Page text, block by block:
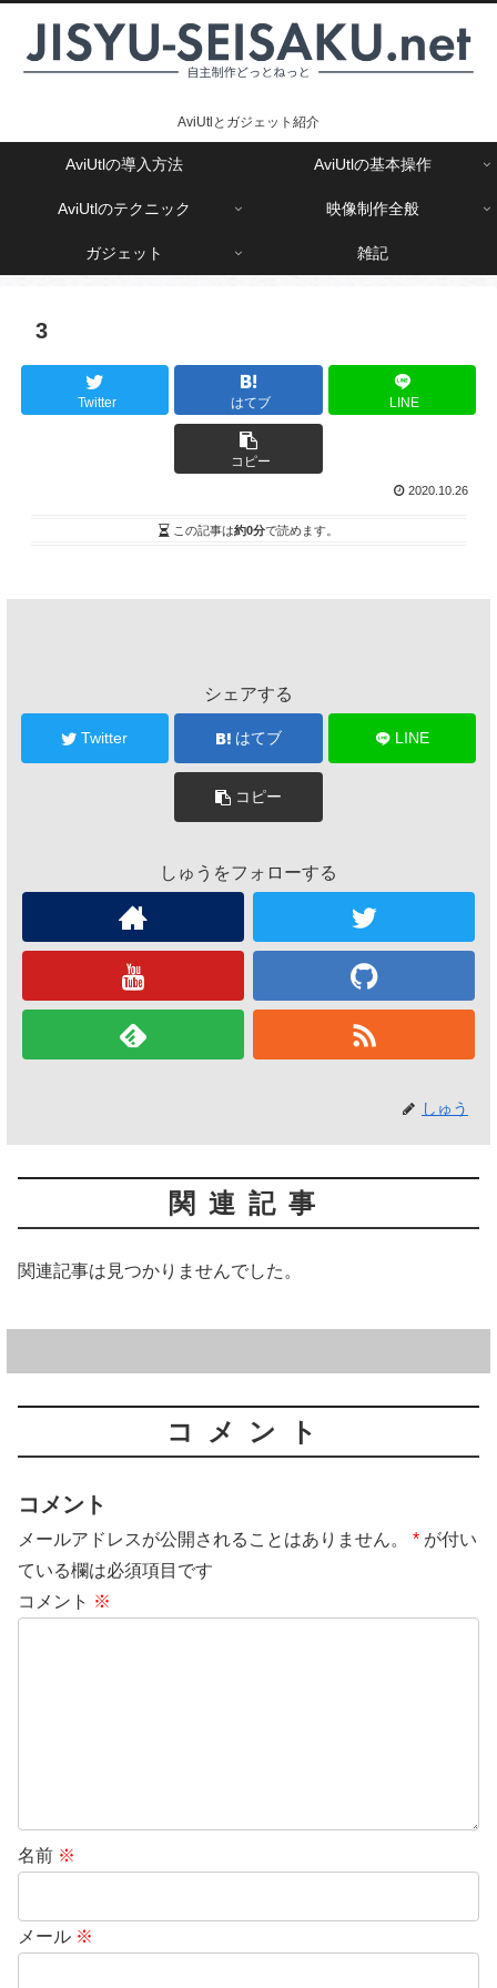
AviUtlとガジェット紹介
AviUtlの導入方法 AviUtlの基本操作
AviUtlのテクニック 映像制作全般
ガジェット 雑記
3
Twitter はてブ LINE
コピー
2020.10.26
この記事は約0分で読めます。
シェアする
Twitter はてブ LINE
コピー
しゅうをフォローする
しゅう
関連記事
関連記事は見つかりませんでした。
コメント
コメント
メールアドレスが公開されることはありません。 * が付い
ている欄は必須項目です
コメント ※
名前 ※
メール ※